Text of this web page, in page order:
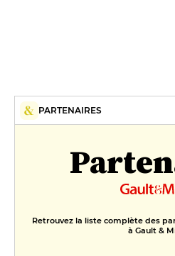
PARTENAIRES
Retrouvez la liste complète des
à Gault &